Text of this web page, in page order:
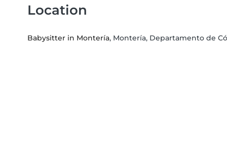
Location
Babysitter in Montería, Montería, Departamento de